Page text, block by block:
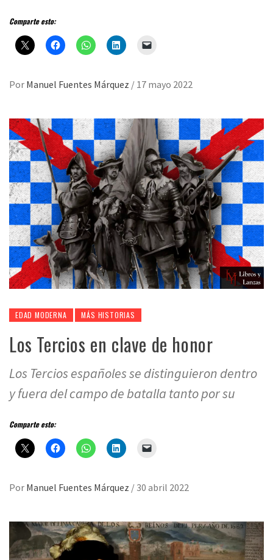
Comparte esto:
Por Manuel Fuentes Márquez / 17 mayo 2022
EDAD MODERNA MÁS HISTORIAS
Los Tercios en clave de honor
Los Tercios españoles se distinguieron dentro
y fuera del campo de batalla tanto por su
Comparte esto:
Por Manuel Fuentes Márquez / 30 abril 2022